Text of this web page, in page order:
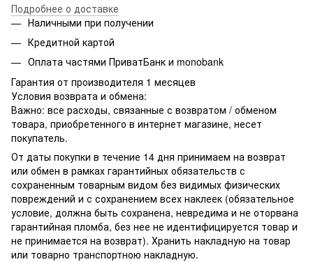
Подробнее о доставке
Наличными при получении
Кредитной картой
Оплата частями ПриватБанк и monobank
Гарантия от производителя 1 месяцев
Условия возврата и обмена:
Важно: все расходы, связанные с возвратом / обменом
товара, приобретенного в интернет магазине, несет
покупатель.
От даты покупки в течение 14 дня принимаем на возврат
или обмен в рамках гарантийных обязательств с
сохраненным товарным видом без видимых физических
повреждений и с сохранением всех наклеек (обязательное
условие, должна быть сохранена, невредима и не оторвана
гарантийная пломба, без нее не идентифицируется товар и
не принимается на возврат). Хранить накладную на товар
или товарно транспортною накладную.